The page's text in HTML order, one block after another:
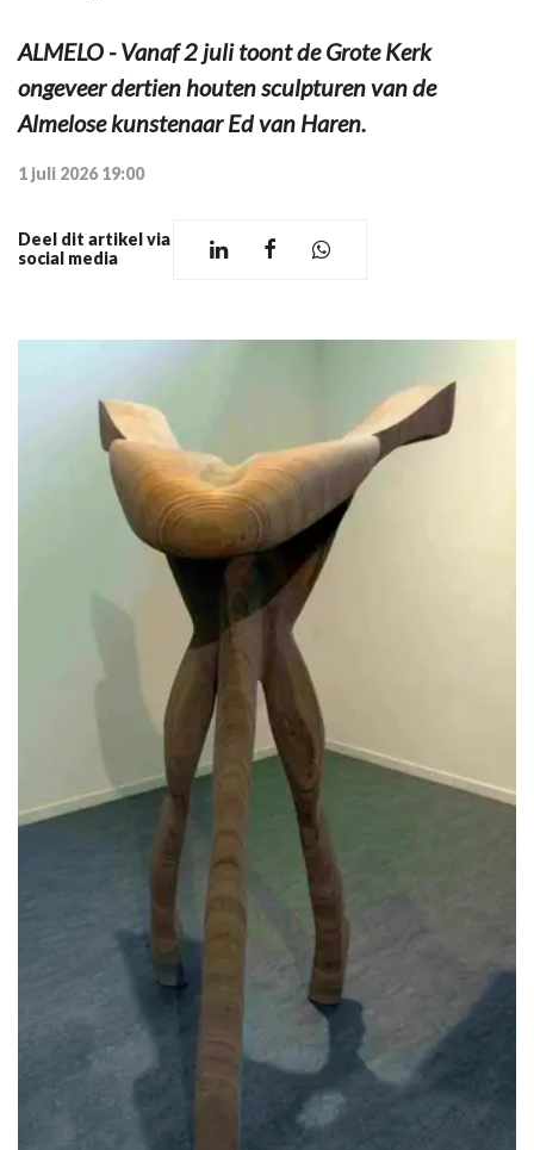
ALMELO - Vanaf 2 juli toont de Grote Kerk
ongeveer dertien houten sculpturen van de
Almelose kunstenaar Ed van Haren.
1 juli 2026 19:00
Deel dit artikel via
social media